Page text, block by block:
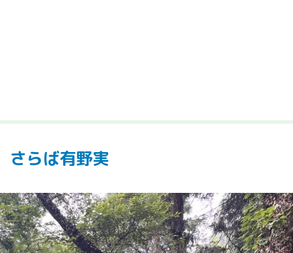
さらば有野実